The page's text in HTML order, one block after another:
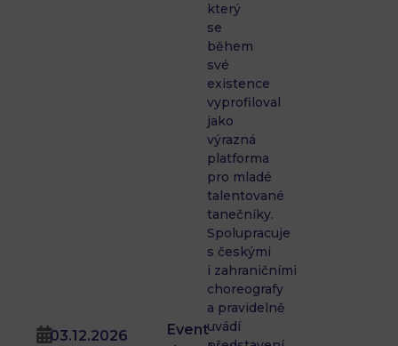
03.12.2026
Event
který
se
během
své
existence
vyprofiloval
jako
výrazná
platforma
pro mladé
talentované
tanečníky.
Spolupracuje
s českými
i zahraničními
choreografy
a pravidelně
uvádí